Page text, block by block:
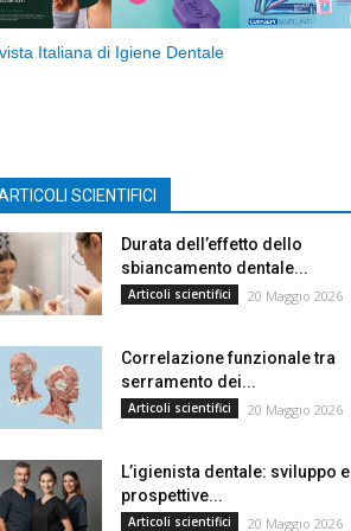
Italiana di Igiene Dentale
SCIENTIFICI
Durata dell’effetto dello
sbiancamento dentale...
Articoli scientifici 20 Maggio 2026
Correlazione funzionale tra
serramento dei...
Articoli scientifici 20 Maggio 2026
L’igienista dentale: sviluppo e
prospettive...
Articoli scientifici 20 Maggio 2026